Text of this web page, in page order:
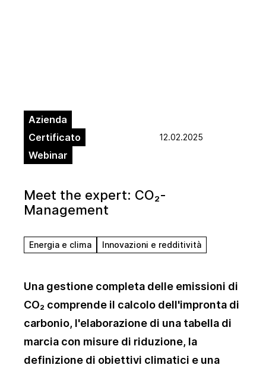
Azienda
Certificato
Webinar
12.02.2025
Meet the expert: CO₂-
Management
Energia e clima Innovazioni e redditività
Una gestione completa delle emissioni di
CO₂ comprende il calcolo dell'impronta di
carbonio, l'elaborazione di una tabella di
marcia con misure di riduzione, la
definizione di obiettivi climatici e una